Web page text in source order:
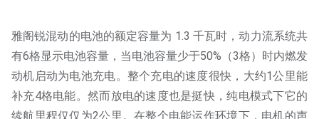
雅阁锐混动的电池的额定容量为 1.3 千瓦时，动力流系统共
有6格显示电池容量，当电池容量少于50%（3格）时内燃发
动机启动为电池充电。整个充电的速度很快，大约1公里能
补充4格电能。然而放电的速度也是挺快，纯电模式下它的
续航里程仅仅为2公里。在整个电能运作环境下，电机的声